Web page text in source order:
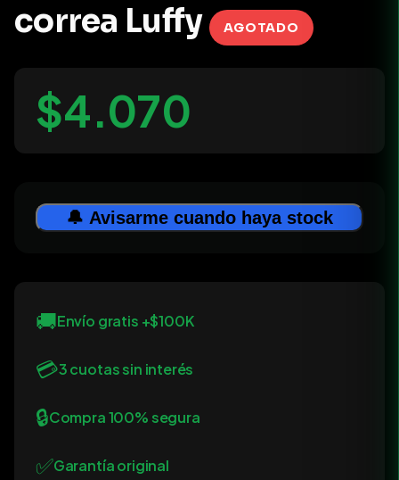
correa Luffy
AGOTADO
$4.070
🔔 Avisarme cuando haya stock
🚚Envío gratis +$100K
💳3 cuotas sin interés
🔒Compra 100% segura
✅Garantía original